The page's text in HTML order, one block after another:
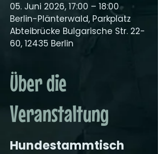
05. Juni 2026, 17:00 – 18:00
Berlin-Plänterwald, Parkplatz
Abteibrücke Bulgarische Str. 22-
60, 12435 Berlin
Über die
Veranstaltung
Hundestammtisch